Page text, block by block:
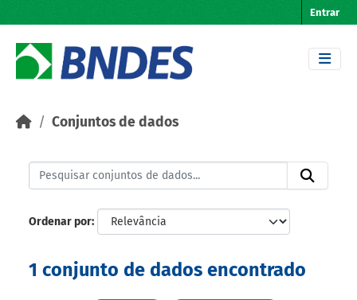
Entrar
Conjuntos de dados
Ordenar por
1 conjunto de dados encontrado